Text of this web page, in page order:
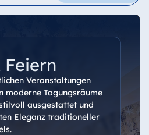
Feiern
Veranstaltungen
moderne Tagungsräume
ausgestattet und
Eleganz traditioneller